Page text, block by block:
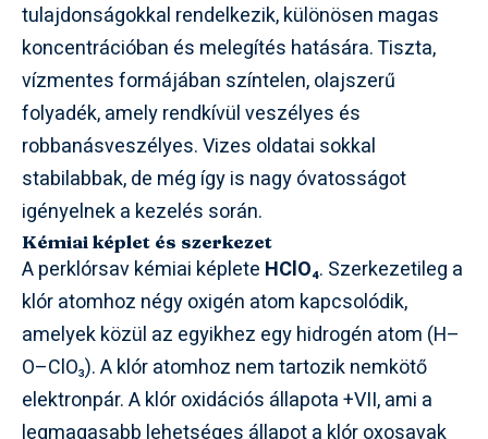
tulajdonságokkal rendelkezik, különösen magas
koncentrációban és melegítés hatására. Tiszta,
vízmentes formájában színtelen, olajszerű
folyadék, amely rendkívül veszélyes és
robbanásveszélyes. Vizes oldatai sokkal
stabilabbak, de még így is nagy óvatosságot
igényelnek a kezelés során.
Kémiai képlet és szerkezet
A perklórsav kémiai képlete HClO₄. Szerkezetileg a
klór atomhoz négy oxigén atom kapcsolódik,
amelyek közül az egyikhez egy hidrogén atom (H–
O–ClO₃). A klór atomhoz nem tartozik nemkötő
elektronpár. A klór oxidációs állapota +VII, ami a